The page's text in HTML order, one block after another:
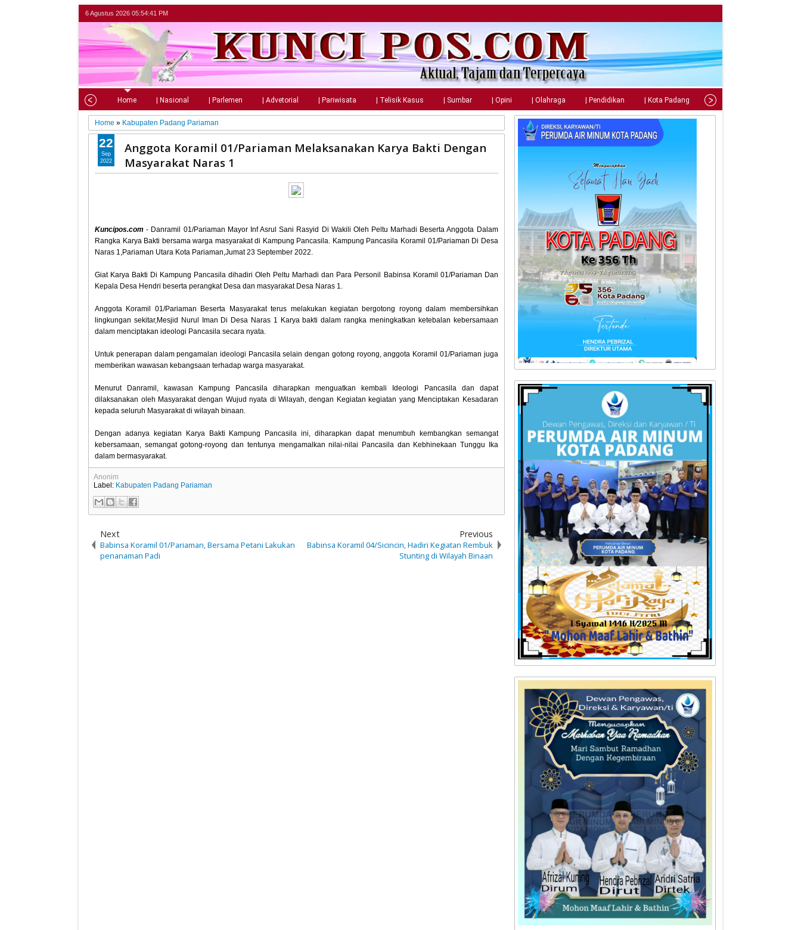
6 Agustus 2026 05:54:42 PM
Home | Nasional | Parlemen | Advetorial | Pariwisata | Telisik Kasus | Sumbar | Opini | Olahraga | Pendidikan | Kota Padang | Tips
Home » Kabupaten Padang Pariaman
Anggota Koramil 01/Pariaman Melaksanakan Karya Bakti Dengan
Masyarakat Naras 1
Kuncipos.com - Danramil 01/Pariaman Mayor Inf Asrul Sani Rasyid Di Wakili Oleh Peltu Marhadi Beserta Anggota Dalam
Rangka Karya Bakti bersama warga masyarakat di Kampung Pancasila. Kampung Pancasila Koramil 01/Pariaman Di Desa
Naras 1,Pariaman Utara Kota Pariaman,Jumat 23 September 2022.
Giat Karya Bakti Di Kampung Pancasila dihadiri Oleh Peltu Marhadi dan Para Personil Babinsa Koramil 01/Pariaman Dan
Kepala Desa Hendri beserta perangkat Desa dan masyarakat Desa Naras 1.
Anggota Koramil 01/Pariaman Beserta Masyarakat terus melakukan kegiatan bergotong royong dalam membersihkan
lingkungan sekitar,Mesjid Nurul Iman Di Desa Naras 1 Karya bakti dalam rangka meningkatkan ketebalan kebersamaan
dalam menciptakan ideologi Pancasila secara nyata.
Untuk penerapan dalam pengamalan ideologi Pancasila selain dengan gotong royong, anggota Koramil 01/Pariaman juga
memberikan wawasan kebangsaan terhadap warga masyarakat.
Menurut Danramil, kawasan Kampung Pancasila diharapkan menguatkan kembali Ideologi Pancasila dan dapat
dilaksanakan oleh Masyarakat dengan Wujud nyata di Wilayah, dengan Kegiatan kegiatan yang Menciptakan Kesadaran
kepada seluruh Masyarakat di wilayah binaan.
Dengan adanya kegiatan Karya Bakti Kampung Pancasila ini, diharapkan dapat menumbuh kembangkan semangat
kebersamaan, semangat gotong-royong dan tentunya mengamalkan nilai-nilai Pancasila dan Kebhinekaan Tunggu Ika
dalam bermasyarakat.
22
Sep
2022
Anonim
Label: Kabupaten Padang Pariaman
Next
Babinsa Koramil 01/Pariaman, Bersama Petani Lakukan
penanaman Padi
Previous
Babinsa Koramil 04/Sicincin, Hadiri Kegiatan Rembuk
Stunting di Wilayah Binaan